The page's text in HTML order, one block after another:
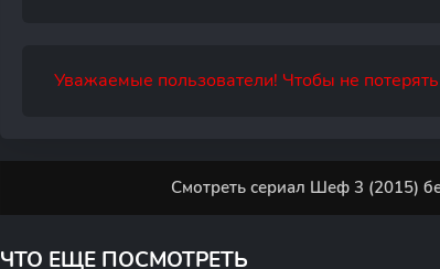
Уважаемые пользователи! Чтобы не
Смотреть сериал Шеф 3 (2015)
ЧТО ЕЩЕ ПОСМОТРЕТЬ